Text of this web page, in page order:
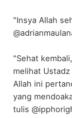
"Insya Allah
"Sehat
melihat
Allah ini
yang
tulis